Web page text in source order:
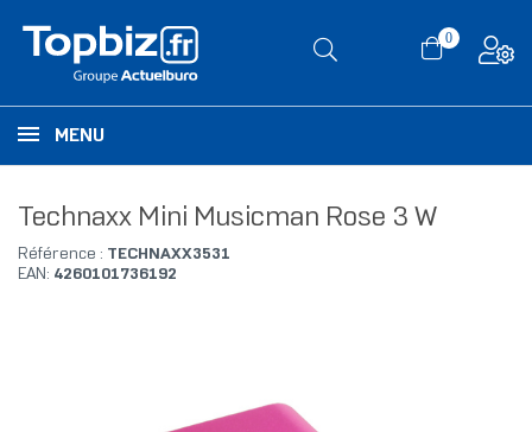
0
MENU
Technaxx Mini Musicman Rose 3 W
Référence : TECHNAXX3531
EAN: 4260101736192